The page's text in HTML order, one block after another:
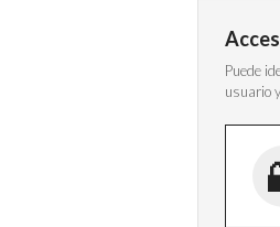
Puede
usuario